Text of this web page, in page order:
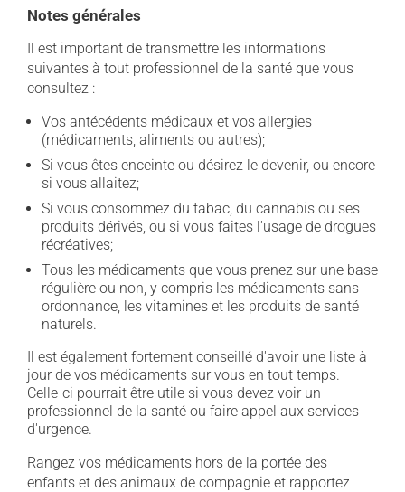
Notes générales
Il est important de transmettre les informations
suivantes à tout professionnel de la santé que vous
consultez :
Vos antécédents médicaux et vos allergies
(médicaments, aliments ou autres);
Si vous êtes enceinte ou désirez le devenir, ou encore
si vous allaitez;
Si vous consommez du tabac, du cannabis ou ses
produits dérivés, ou si vous faites l'usage de drogues
récréatives;
Tous les médicaments que vous prenez sur une base
régulière ou non, y compris les médicaments sans
ordonnance, les vitamines et les produits de santé
naturels.
Il est également fortement conseillé d'avoir une liste à
jour de vos médicaments sur vous en tout temps.
Celle-ci pourrait être utile si vous devez voir un
professionnel de la santé ou faire appel aux services
d'urgence.
Rangez vos médicaments hors de la portée des
enfants et des animaux de compagnie et rapportez